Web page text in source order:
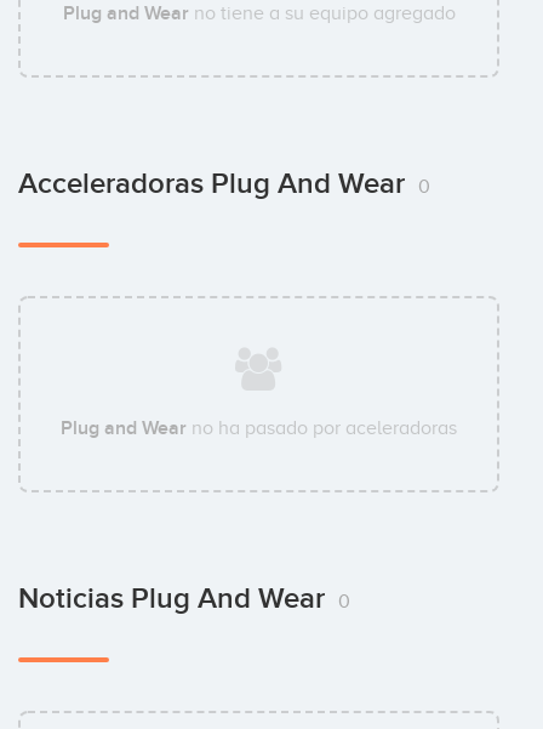
Plug and Wear no tiene a su equipo agregado
Acceleradoras Plug And Wear 0
Plug and Wear no ha pasado por aceleradoras
Noticias Plug And Wear 0